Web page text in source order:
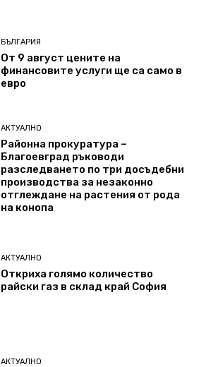
БЪЛГАРИЯ
От 9 август цените на
финансовите услуги ще са само в
евро
АКТУАЛНО
Районна прокуратура –
Благоевград ръководи
разследването по три досъдебни
производства за незаконно
отглеждане на растения от рода
на конопа
АКТУАЛНО
Откриха голямо количество
райски газ в склад край София
АКТУАЛНО